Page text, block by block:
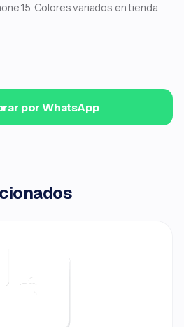
15. Colores variados en tienda.
por WhatsApp